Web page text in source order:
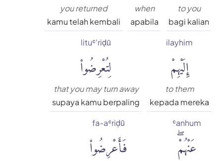
to you
bagi kalian
when
apabila
you returned
kamu telah kembali
ilayhim
إِلَيْهِمْ
to them
kepada mereka
lituʿ'riḍū
لِتُعْرِضُوا۟
that you may turn away
supaya kamu berpaling
ʿanhum
عَنْهُمْۖ
fa-aʿriḍū
فَأَعْرِضُوا۟